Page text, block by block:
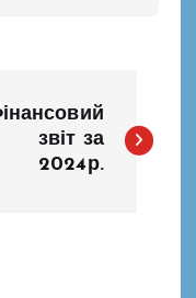
звіт за
2024р.